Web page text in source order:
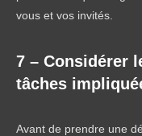
vous et vos invités.
7 – Considérer
tâches
Avant de prendre une